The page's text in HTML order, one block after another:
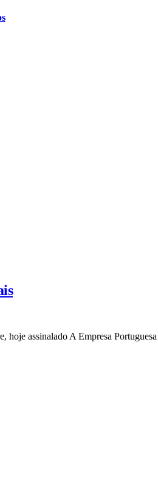
hoje assinalado A Empresa